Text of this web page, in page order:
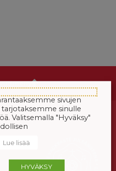
sivujen
tarjotaksemme sinulle
Valitsemalla "Hyväksy"
Lue lisää
HYVÄKSY